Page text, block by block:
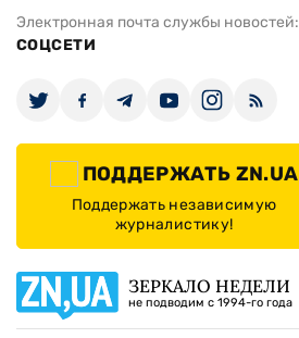
Электронная почта службы новостей:
СОЦСЕТИ
ПОДДЕРЖАТЬ ZN.UA
Поддержать независимую
журналистику!
ЗЕРКАЛО НЕДЕЛИ
не подводим с 1994-го года